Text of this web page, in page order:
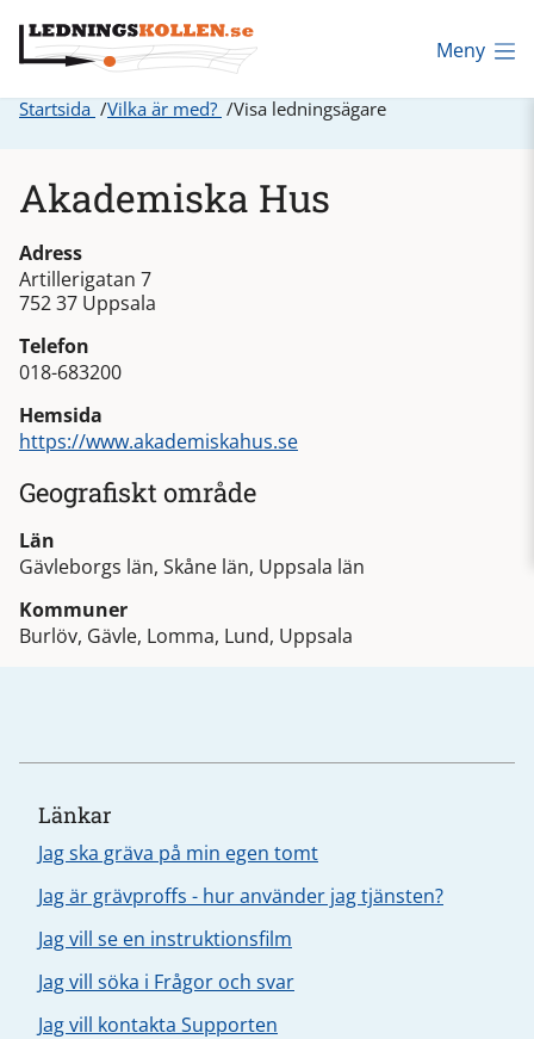
Meny
Startsida Vilka är med? Visa ledningsägare
Akademiska Hus
Adress
Artillerigatan 7
752 37 Uppsala
Telefon
018-683200
Hemsida
https://www.akademiskahus.se
Geografiskt område
Län
Gävleborgs län, Skåne län, Uppsala län
Kommuner
Burlöv, Gävle, Lomma, Lund, Uppsala
Länkar
Jag ska gräva på min egen tomt
Jag är grävproffs - hur använder jag tjänsten?
Jag vill se en instruktionsfilm
Jag vill söka i Frågor och svar
Jag vill kontakta Supporten